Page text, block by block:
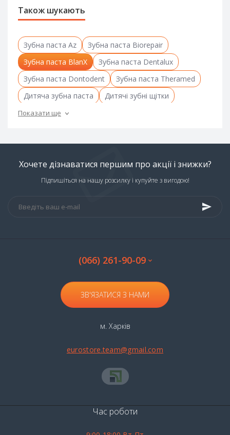
Також шукають
Зубна паста Az
Зубна паста Biorepair
Зубна паста BlanX
Зубна паста Dentalux
Зубна паста Dontodent
Зубна паста Theramed
Дитяча зубна паста
Дитячі зубні щітки
Ополіскувач для рота
Показати ще
Хочете дізнаватися першим про акції і знижки?
Підпишіться на нашу розсилку і купуйте з вигодою!
(066) 261-90-09
ЗВ'ЯЗАТИСЯ З НАМИ
м. Харків
eurostore.team@gmail.com
Час роботи